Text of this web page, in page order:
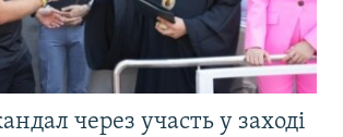
через участь у заході